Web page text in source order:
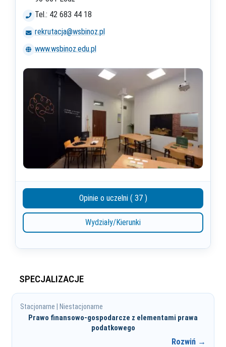
Tel.: 42 683 44 18
rekrutacja@wsbinoz.pl
www.wsbinoz.edu.pl
Opinie o uczelni ( 37 )
Wydziały/Kierunki
SPECJALIZACJE
Stacjonarne | Niestacjonarne
Prawo finansowo-gospodarcze z elementami prawa
podatkowego
Rozwiń →